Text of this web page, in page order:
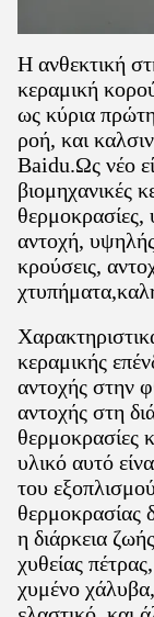
Η ανθεκτική
κεραμική
ως κύρια
ροή, και
Baidu.Ως νέο
βιομηχανικές
αντοχή,
κρούσεις,
κεραμικής
αντοχής στην
αντοχής στη
θερμοκρασίες
υλικό αυτό
του
θερμοκρασίας
η διάρκεια
χυθείας
χυμένο